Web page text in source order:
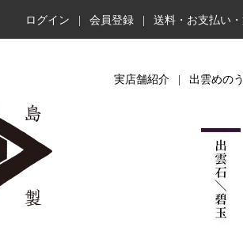
ログイン 会員登録 送料・お支払い
実店舗紹介 出雲めの